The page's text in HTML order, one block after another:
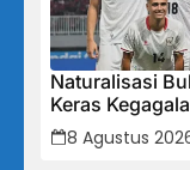
Naturalisasi
Keras
Bangsa
8 Agustus